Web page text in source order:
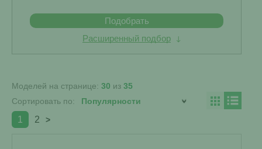
Подобрать
Расширенный подбор
Моделей на странице: 30 из 35
Сортировать по:
1 2 >